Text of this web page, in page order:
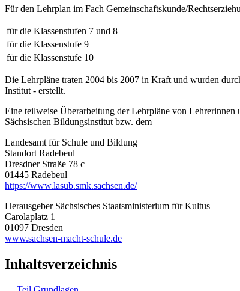
Für den Lehrplan im Fach Gemeinschaftskunde/
für die Klassenstufen 7 und 8
für die Klassenstufe 9
für die Klassenstufe 10
Die Lehrpläne traten 2004 bis 2007 in Kraft und wurden
Institut - erstellt.
Eine teilweise Überarbeitung der Lehrpläne von
Sächsischen Bildungsinstitut bzw. dem
Landesamt für Schule und Bildung
Standort Radebeul
Dresdner Straße 78 c
01445 Radebeul
https://www.lasub.smk.sachsen.de/
Herausgeber Sächsisches Staatsministerium für Kultus
Carolaplatz 1
01097 Dresden
www.sachsen-macht-schule.de
Inhaltsverzeichnis